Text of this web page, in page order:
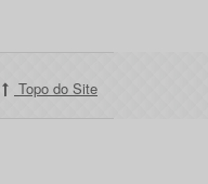
Topo do Site